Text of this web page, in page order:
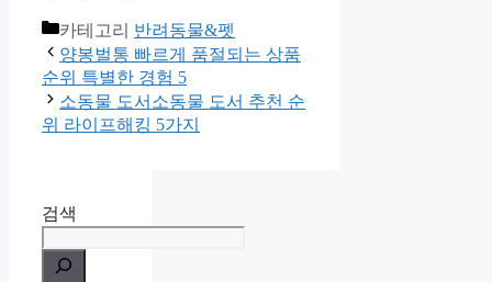
카테고리 반려동물&펫
양봉벌통 빠르게 품절되는 상품
순위 특별한 경험 5
소동물 도서소동물 도서 추천 순
위 라이프해킹 5가지
검색